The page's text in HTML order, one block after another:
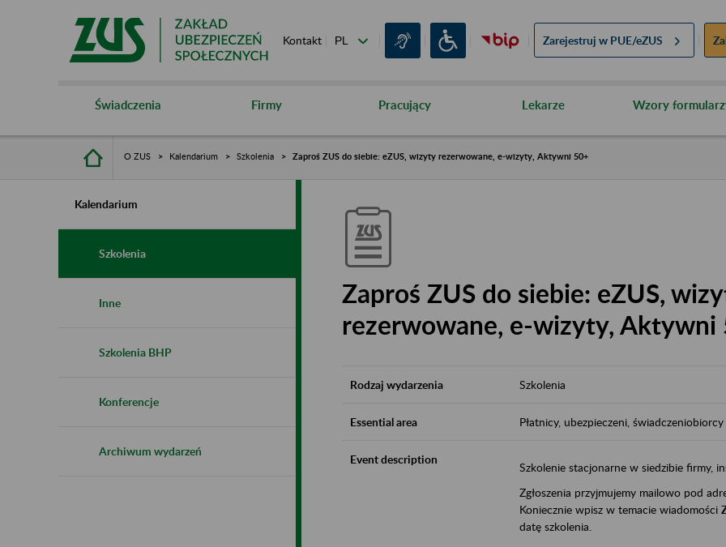
Kontakt Zarejestruj w PUE/eZUS
Świadczenia Firmy Pracujący Lekarze Wzory
O ZUS Kalendarium Szkolenia Zaproś ZUS do siebie: eZUS, wizyty rezerwowane, e-wizyty, Aktywni 50+
Kalendarium
Szkolenia
Inne
Szkolenia BHP
Konferencje
Archiwum wydarzeń
Zaproś ZUS do siebie: eZUS,
rezerwowane, e-wizyty, Aktywni
Rodzaj wydarzenia Szkolenia
Essential area Płatnicy, ubezpieczeni, świadczeniobiorcy
Event description
Szkolenie stacjonarne w siedzibie firmy,
Zgłoszenia przyjmujemy mailowo pod
Koniecznie wpisz w temacie wiadomości
datę szkolenia.